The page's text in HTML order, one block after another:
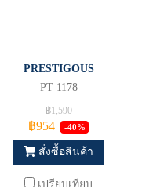
PRESTIGOUS
PT 1178
฿1,590
฿954 -40%
สั่งซื้อสินค้า
เปรียบเทียบ